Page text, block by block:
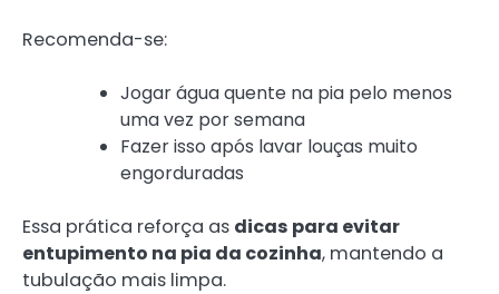
Recomenda-se:
Jogar água quente na pia pelo menos
uma vez por semana
Fazer isso após lavar louças muito
engorduradas
Essa prática reforça as dicas para evitar
entupimento na pia da cozinha, mantendo a
tubulação mais limpa.